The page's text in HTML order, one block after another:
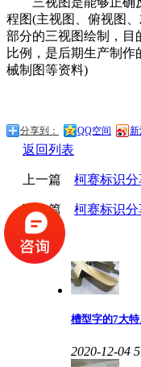
程图(主视图、俯视图
部分的三视图绘制，目
比例，是后期生产制
械制图等资料)
分享到： QQ空间
返回列表
上一篇 柯赛标识
下一篇 柯赛标识
热门动态
槽型字的7大
2020-12-04